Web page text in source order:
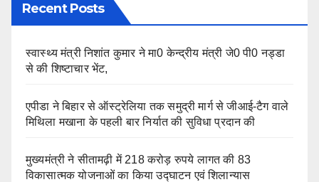
Recent Posts
स्वास्थ्य मंत्री निशांत कुमार ने मा0 केन्द्रीय मंत्री जे0 पी0 नड्डा
से की शिष्टाचार भेंट,
एपीडा ने बिहार से ऑस्ट्रेलिया तक समुद्री मार्ग से जीआई-टैग वाले
मिथिला मखाना के पहली बार निर्यात की सुविधा प्रदान की
मुख्यमंत्री ने सीतामढ़ी में 218 करोड़ रुपये लागत की 83
विकासात्मक योजनाओं का किया उद्घाटन एवं शिलान्यास